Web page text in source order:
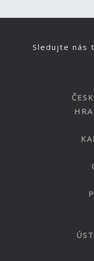
Sledujte nás